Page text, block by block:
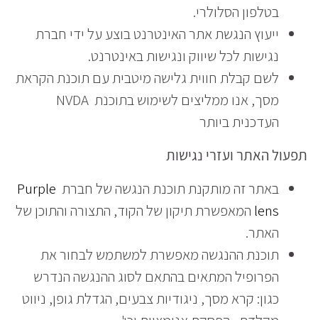
בטלפון הסלולרי.
ייעוץ הנגשת אתר האינטרנט בוצע על ידי חברת
נגישות לכל שיווק ונגישות באינטרנט.
לשם קבלת חווית גלישה מיטבית עם תוכנת הקראת
מסך, אנו ממליצים לשימוש בתוכנת NVDA
העדכנית ביותר
תפעול האתר ועזרי נגישות
באתר זה מותקנת תוכנת הנגשה של חברת Purple
lens המאפשרת תיקון של הקוד, התצורה והתוכן של
האתר.
תוכנת ההנגשה מאפשרת למשתמש לבחור את
הפרופיל המתאים בהתאם לסוג ההנגשה הנדרש
כגון: קרא מסך, ניגודיות צבעים, הגדלת גופן, ניווט